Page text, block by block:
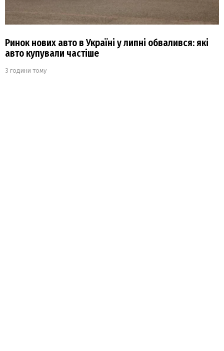
Ринок нових авто в Україні у липні обвалився: які
авто купували частіше
3 години тому